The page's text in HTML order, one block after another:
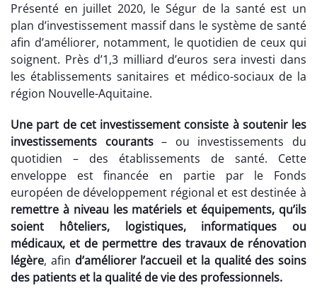
Présenté en juillet 2020, le Ségur de la santé est un
plan d’investissement massif dans le système de santé
afin d’améliorer, notamment, le quotidien de ceux qui
soignent. Près d’1,3 milliard d’euros sera investi dans
les établissements sanitaires et médico-sociaux de la
région Nouvelle-Aquitaine.
Une part de cet investissement consiste à soutenir les
investissements courants– ou investissements du
quotidien – des établissements de santé. Cette
enveloppe est financée en partie par le Fonds
européen de développement régional et est destinée à
remettre à niveau les matériels et équipements, qu’ils
soient hôteliers, logistiques, informatiques ou
médicaux, et de permettre des travaux de rénovation
légère, afin d’améliorer l’accueil et la qualité des soins
des patients et la qualité de vie des professionnels.